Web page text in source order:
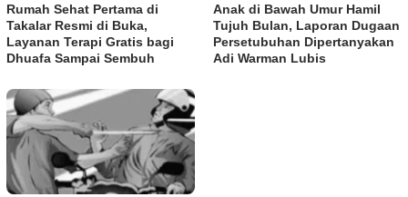
Rumah Sehat Pertama di
Takalar Resmi di Buka,
Layanan Terapi Gratis bagi
Dhuafa Sampai Sembuh
Anak di Bawah Umur Hamil
Tujuh Bulan, Laporan Dugaan
Persetubuhan Dipertanyakan
Adi Warman Lubis